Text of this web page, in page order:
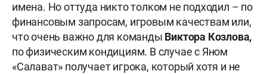
имена. Но оттуда никто толком не подходил – по
финансовым запросам, игровым качествам или,
что очень важно для команды Виктора Козлова,
по физическим кондициям. В случае с Яном
«Салават» получает игрока, который хотя и не